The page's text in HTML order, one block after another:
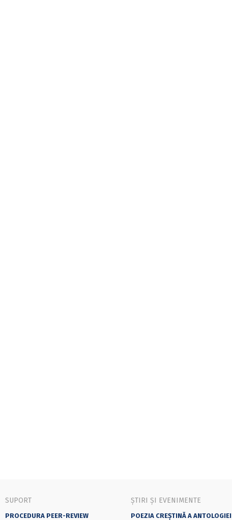
SUPORT
PROCEDURA PEER-REVIEW
ȘTIRI ȘI EVENIMENTE
POEZIA CREȘTINĂ A ANTOLOGIEI